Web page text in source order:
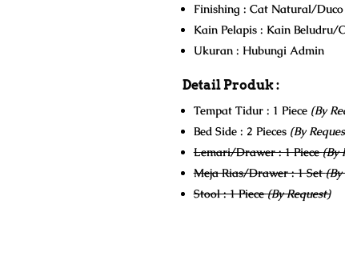
Finishing : Cat Natural/
Kain Pelapis : Kain Beludru/
Ukuran : Hubungi Admin
Detail Produk :
Tempat Tidur : 1 Piece (By
Bed Side : 2 Pieces (By
Lemari/Drawer : 1 Piece(By
Meja Rias/Drawer : 1 Set(By
Stool : 1 Piece(By Request)